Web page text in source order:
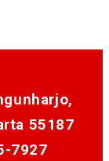
55187
7927